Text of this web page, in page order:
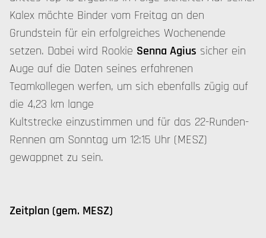
Kalex möchte Binder vom Freitag an den
Grundstein für ein erfolgreiches Wochenende
setzen. Dabei wird Rookie Senna Agius sicher ein
Auge auf die Daten seines erfahrenen
Teamkollegen werfen, um sich ebenfalls zügig auf
die 4,23 km lange
Kultstrecke einzustimmen und für das 22-Runden-
Rennen am Sonntag um 12:15 Uhr (MESZ)
gewappnet zu sein.
Zeitplan (gem. MESZ)